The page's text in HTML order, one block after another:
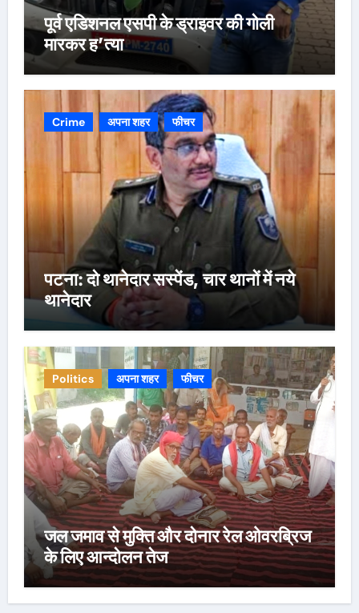
पूर्व एडिशनल एसपी के ड्राइवर की गोली
मारकर ह’त्या
Crime अपना शहर फीचर
पटना: दो थानेदार सस्पेंड, चार थानों में नये
थानेदार
Politics अपना शहर फीचर
जल जमाव से मुक्ति और दोनार रेल ओवरब्रिज
के लिए आन्दोलन तेज